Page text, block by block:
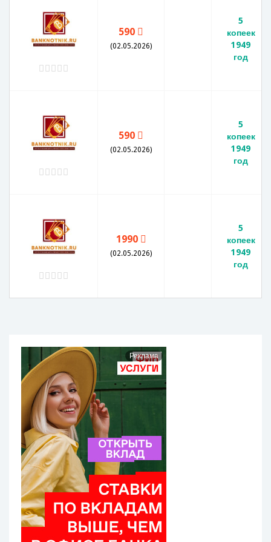
590
(02.05.2026)
5
копеек
1949
год
590
(02.05.2026)
5
копеек
1949
год
1990
(02.05.2026)
5
копеек
1949
год
Реклама